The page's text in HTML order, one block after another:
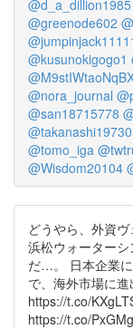
@d_a_dillion1985
@greenode602
@kusunokigogo1
@nora_journal
@san18715778
@tomo_iga
@Wisdom20104
どうやら、外資
浜松ウォーター
だ…。 日本企業
で、海外市場に進
https://t.co/
https://t.co/